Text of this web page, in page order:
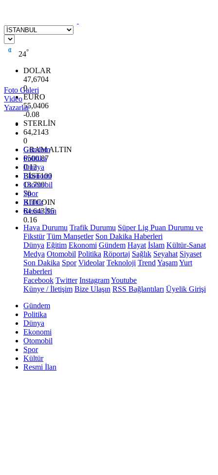
24°
DOLAR
47,6704
0
EURO
55,0406
-0.08
STERLİN
64,2143
0
GRAM ALTIN
6500.87
0.12
BİST100
13.799
70
BITCOIN
64.643,95
0.16
Foto Galeri
Video
Yazarlar
Gündem
Politika
Dünya
Ekonomi
Otomobil
Spor
Kültür
Resmi İlan
Hava Durumu Trafik Durumu Süper Lig Puan Durumu ve
Fikstür Tüm Manşetler Son Dakika Haberleri
Dünya Eğitim Ekonomi Gündem Hayat İslam Kültür-Sanat
Medya Otomobil Politika Röportaj Sağlık Seyahat Siyaset
Son Dakika Spor Videolar Teknoloji Trend YaşamYurt
Haberleri
Facebook Twitter InstagramYoutube
Künye / İletişim Bize Ulaşın RSS Bağlantıları Üyelik Girişi
Gündem
Politika
Dünya
Ekonomi
Otomobil
Spor
Kültür
Resmi İlan